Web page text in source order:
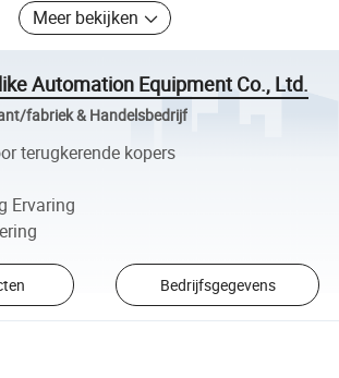
Meer bekijken
Automation Equipment Co., Ltd.
fabriek & Handelsbedrijf
terugkerende kopers
Ervaring
Bedrijfsgegevens